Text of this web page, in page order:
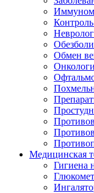
Контроль
Обмен
Медицинская
Гигиена